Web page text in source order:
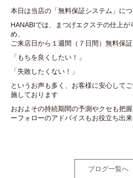
本日は当店の「無料保証システム」に
HANABIでは、まつげエクステの仕上が
め、
ご来店日から１週間（７日間）無料保
「もちを良くしたい！」
「失敗したくない！」
というお声も多く、お客様に安心して
施しております
おおよその持続期間の予測やクセも把
ーフォローのアドバイスもお役立ち出
ブログ一覧へ